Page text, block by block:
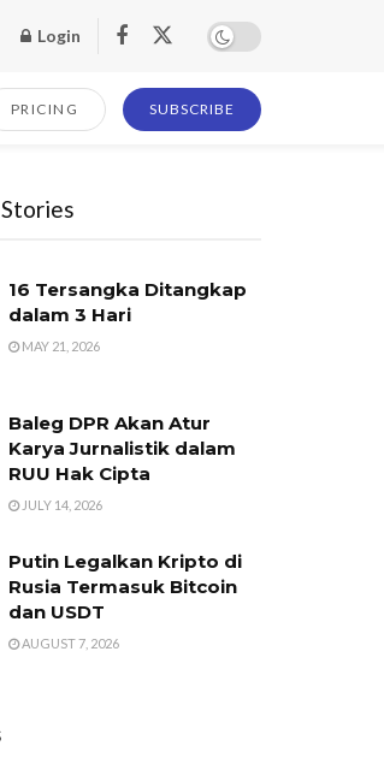
Login
PRICING SUBSCRIBE
16 Tersangka Ditangkap
dalam 3 Hari
MAY 21, 2026
Baleg DPR Akan Atur
Karya Jurnalistik dalam
RUU Hak Cipta
JULY 14, 2026
Putin Legalkan Kripto di
Rusia Termasuk Bitcoin
dan USDT
AUGUST 7, 2026